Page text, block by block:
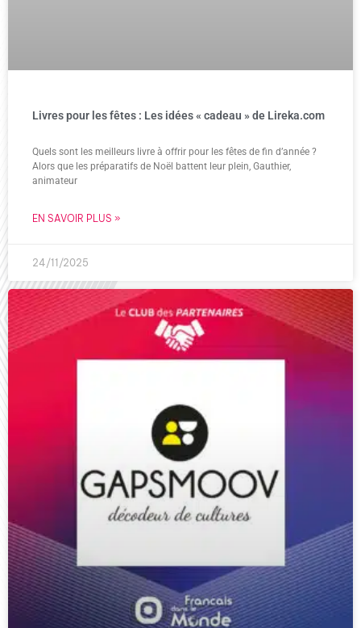
Livres pour les fêtes : Les idées « cadeau » de Lireka.com
Quels sont les meilleurs livre à offrir pour les fêtes de fin d’année ?
Alors que les préparatifs de Noël battent leur plein, Gauthier,
animateur
EN SAVOIR PLUS »
24/11/2025